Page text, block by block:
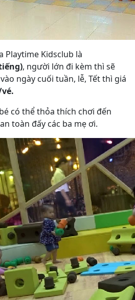
Playtime Kidsclub là
, người lớn đi kèm thì sẽ
ngày cuối tuần, lễ, Tết thì giá
có thể thỏa thích chơi đến
toàn đấy các ba mẹ ơi.